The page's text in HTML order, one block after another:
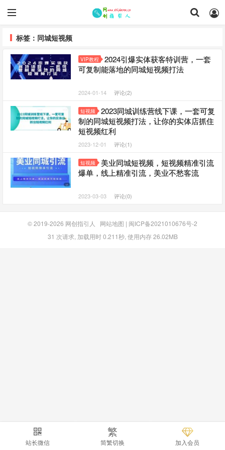
标签：同城短视频
VIP教程
2024引爆实体获客特训营，​一套
可复制能落地的同城短视频打法
2024-01-14 评论(2)
短视频
2023同城训练营线下课，一套可复
制的同城短视频打法，让你的实体店抓住
短视频红利
2023-12-01 评论(1)
短视频
美业同城短视频，短视频精准引流
爆单，线上精准引流，美业不愁客流
2023-03-03 评论(0)
© 2019-2026 网创指引人 网站地图 | 闽ICP备2021010676号-2
31 次请求, 加载用时 0.211秒, 使用内存 26.02MB
站长微信
繁
简繁切换 加入会员